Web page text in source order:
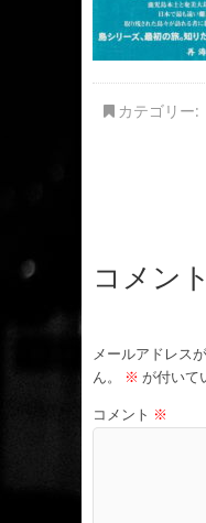
カテゴリー:
コメン
メールアドレス
ん。
※ が付いて
コメント ※